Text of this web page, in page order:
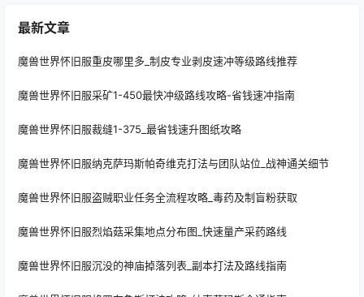
最新文章
魔兽世界怀旧服重皮哪里多_制皮专业剥皮速冲等级路线推荐
魔兽世界怀旧服采矿1-450最快冲级路线攻略-省钱速冲指南
魔兽世界怀旧服裁缝1-375_最省钱速升图纸攻略
魔兽世界怀旧服纳克萨玛斯帕奇维克打法与团队站位_战神通关细节
魔兽世界怀旧服盗贼职业任务全流程攻略_毒药及制盲粉获取
魔兽世界怀旧服烈焰菇采集地点分布图_快速量产采药路线
魔兽世界怀旧服沉没的神庙掉落列表_副本打法及路线指南